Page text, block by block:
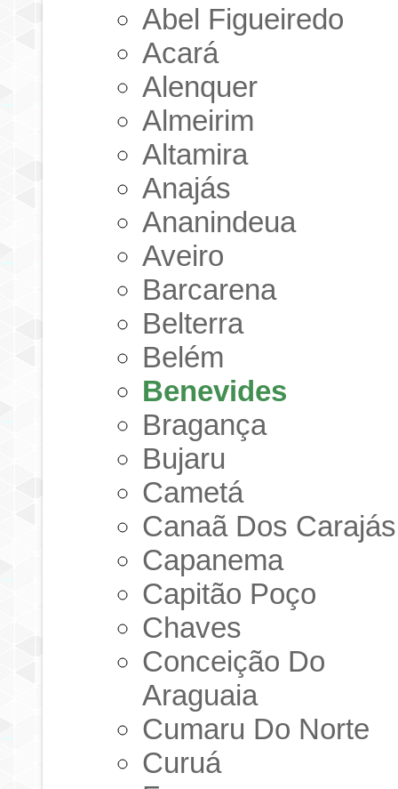
Abel Figueiredo
Acará
Alenquer
Almeirim
Altamira
Anajás
Ananindeua
Aveiro
Barcarena
Belterra
Belém
Benevides
Bragança
Bujaru
Cametá
Canaã Dos Carajás
Capanema
Capitão Poço
Chaves
Conceição Do
Araguaia
Cumaru Do Norte
Curuá